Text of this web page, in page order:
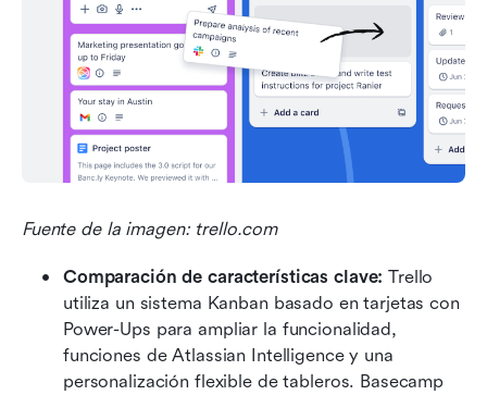
Fuente de la imagen: trello.com
Comparación de características clave: Trello
utiliza un sistema Kanban basado en tarjetas con
Power-Ups para ampliar la funcionalidad,
funciones de Atlassian Intelligence y una
personalización flexible de tableros. Basecamp